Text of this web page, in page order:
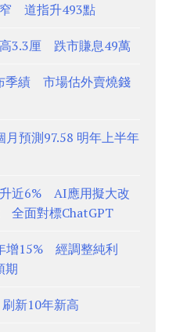
道指升493點
3.3厘 跌市賺息49萬
季績 市場估外賣燒錢
月預測97.58 明年上半年
近6% AI應用擬大改
全面對標ChatGPT
增15% 經調整純利
期
新10年新高